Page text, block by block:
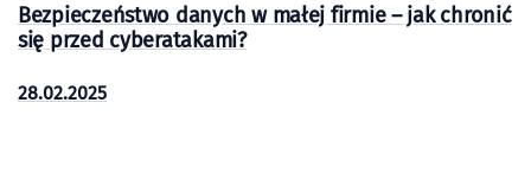
Bezpieczeństwo danych w małej firmie – jak chronić
się przed cyberatakami?
28.02.2025